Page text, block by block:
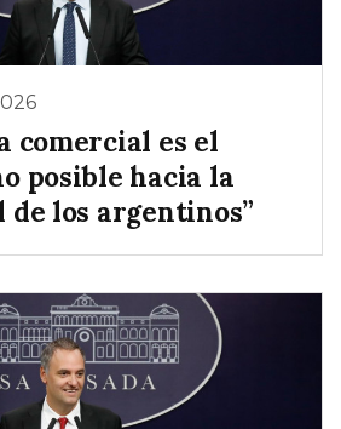
comercial es el
posible hacia la
los argentinos”